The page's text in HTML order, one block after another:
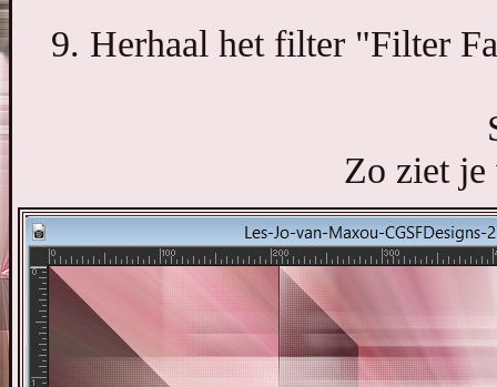
9. Herhaal het filter "Filter
Zo ziet je